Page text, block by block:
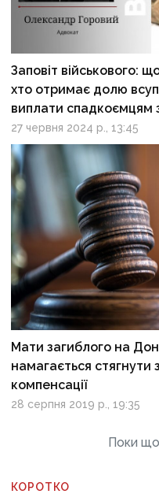
Заповіт військового:
хто отримає долю
виплати спадкоємцям
27 червня 2024 р., 13:45
Мати загиблого на
намагається стягнути
компенсації
28 серпня 2019 р., 19:35
Поки що
КОРОТКО